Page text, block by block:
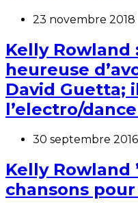
23 novembre 2018
Kelly Rowland
heureuse
David Guetta;
l’electro/
30 septembre 2016
Kelly Rowland
chansons